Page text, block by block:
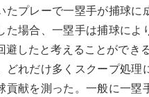
たプレーで一塁手が捕球に
た場合、一塁手は捕球によ
避したと考えることができ
どれだけ多くスクープ処理
貢献を測った。一般に一塁